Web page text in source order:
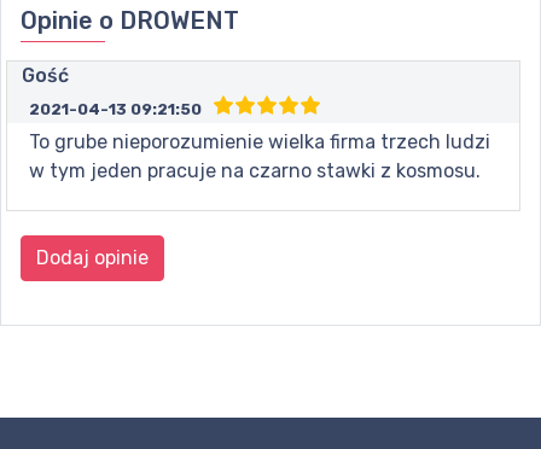
Opinie o DROWENT
Gość
2021-04-13 09:21:50
To grube nieporozumienie wielka firma trzech ludzi
w tym jeden pracuje na czarno stawki z kosmosu.
Dodaj opinie